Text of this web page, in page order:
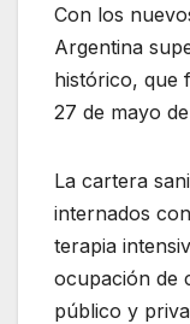
Con los
Argentina
histórico, que
27 de mayo
La cartera
internados
terapia
ocupación de
público y